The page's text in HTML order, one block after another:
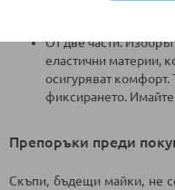
адаптиращ се към
От две части.
еластични материи,
осигуряват комфорт.
фиксирането.
Препоръки преди
Скъпи, бъдещи майки, не